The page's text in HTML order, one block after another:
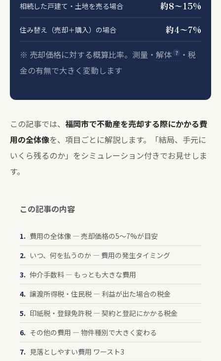
相続した戸建て・土地を売る場合 約8〜15%
住み替え（売却＋購入）の場合 約4〜7%
※ 売却価格に対する概算比率。測量・ 解体
・税
金の有無で大きく変動します
この記事では、 福岡市で不動産を売却する際にかかる費
用の全体像を、項目ごとに解説します。「結局、手元に
いくら残るのか」をシミュレーション付きでお見せしま
す。
この記事の内容
費用の全体像 — 売却価格の5〜7%が目安
いつ、何を払うのか — 費用の発生タイミング
仲介手数料 — もっとも大きな費用
譲渡所得税・住民税 — 利益が出た場合の税金
印紙税・登録免許税 — 契約と登記にかかる税金
その他の費用 — 物件種別で大きく変わる
見落としやすい費用 ワースト3